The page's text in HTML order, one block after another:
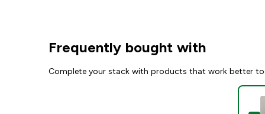
Frequently bought with
Complete your stack with products that work better